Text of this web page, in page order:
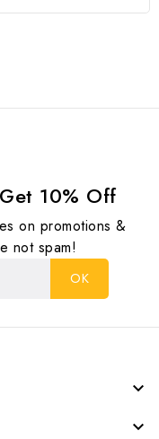
10% Off
on promotions &
not spam!

